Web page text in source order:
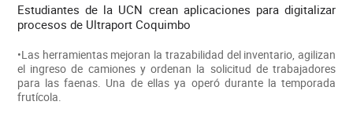
Estudiantes de la UCN crean aplicaciones para digitalizar
procesos de Ultraport Coquimbo
•Las herramientas mejoran la trazabilidad del inventario, agilizan
el ingreso de camiones y ordenan la solicitud de trabajadores
para las faenas. Una de ellas ya operó durante la temporada
frutícola.